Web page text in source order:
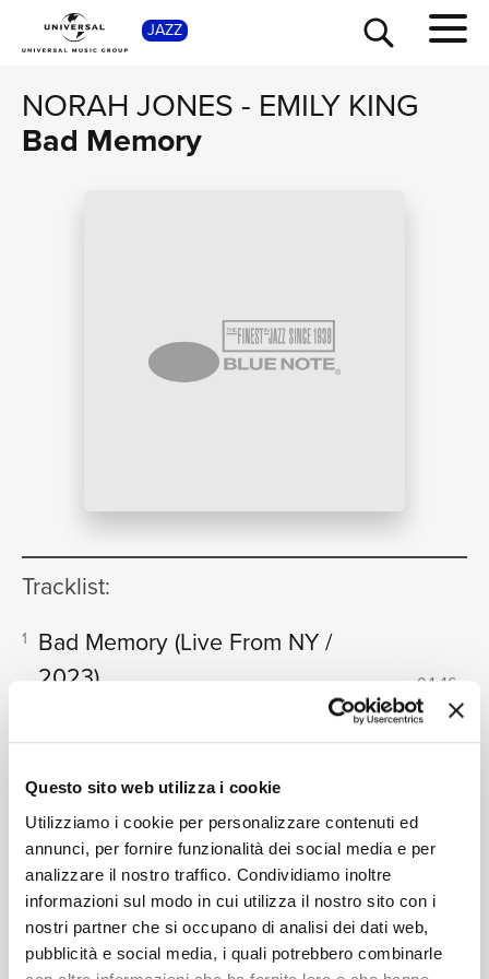
Questo sito web utilizza i cookie
Utilizziamo i cookie per personalizzare contenuti ed
annunci, per fornire funzionalità dei social media e per
analizzare il nostro traffico. Condividiamo inoltre
informazioni sul modo in cui utilizza il nostro sito con i
nostri partner che si occupano di analisi dei dati web,
pubblicità e social media, i quali potrebbero combinarle
JAZZ
NORAH JONES- EMILY KING
Bad Memory
Tracklist:
1 Bad Memory (Live From NY /
2023)
04:46
Formati disponibili:
Digitale eSingle Video
Live From NY / 2023
Data di pubblicazione:27.06.2023
SHOP
TOUR
NEWS
RICERCA
CHI SIAMO
CONTATTI